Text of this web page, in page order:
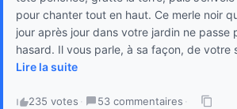
pour chanter tout en haut. Ce merle noir
jour après jour dans votre jardin ne passe
hasard. Il vous parle, à sa façon, de votre
Lire la suite
235 votes · 53 commentaires ·